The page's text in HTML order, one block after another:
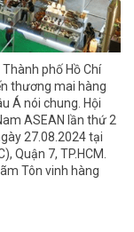
phố Hồ Chí
thương mai hàng
Á nói chung. Hội
ASEAN lần thứ 2
27.08.2024 tại
Quận 7, TP.HCM.
Tôn vinh hàng